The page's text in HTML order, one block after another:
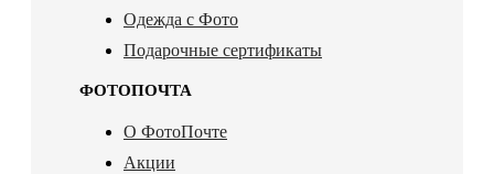
Одежда с Фото
Подарочные сертификаты
ФОТОПОЧТА
О ФотоПочте
Акции